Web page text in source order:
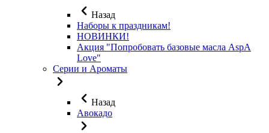
Назад
Наборы к праздникам!
НОВИНКИ!
Акция "Попробовать базовые масла AspA
Love"
Серии и Ароматы
Назад
Авокадо